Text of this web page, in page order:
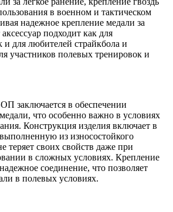
в военном и тактическом
надежное крепление медали за
подходит как для
для любителей страйкбола и
участников полевых тренировок и
заключается в обеспечении
что особенно важно в условиях
Конструкция изделия включает в
из износостойкого
теряет своих свойств даже при
в сложных условиях. Крепление
соединение, что позволяет
в полевых условиях.